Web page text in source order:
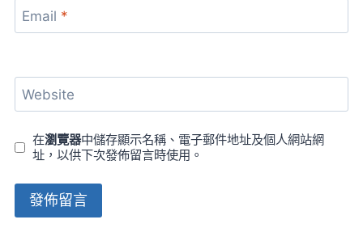
Email *
Website
在瀏覽器中儲存顯示名稱、電子郵件地址及個人網站網
址，以供下次發佈留言時使用。